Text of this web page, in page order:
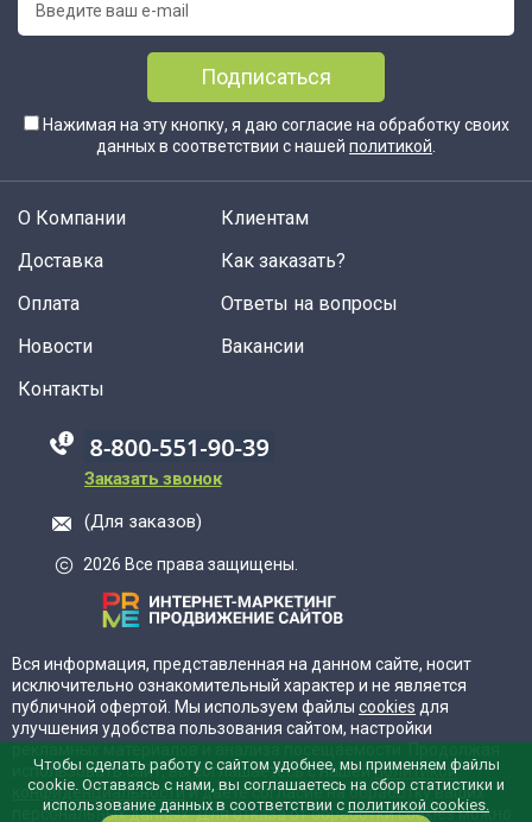
Подписаться
Нажимая на эту кнопку, я даю согласие на обработку своих
данных в соответствии с нашей политикой
О Компании
Доставка
Оплата
Новости
Клиентам
Как заказать?
Ответы на вопросы
Вакансии
Контакты
88005555550
Заказать звонок
(Для заказов)
2026 Все права защищены.
Вся информация, представленная на данном сайте, носит
исключительно ознакомительный характер и не является
публичной офертой. Мы используем файлы cookies для
улучшения удобства пользования сайтом, настройки
использовать сайт, вы соглашаетесь с нашейполитикой
конфиденциальностии даёте согласие на обработку ваших
персональных данных. Для отказа от обработки cookies можно
Чтобы сделать работу с сайтом удобнее, мы применяем файлы
cookie. Оставаясь с нами, вы соглашаетесь на сбор статистики и
использование данных в соответствии с политикой cookies.